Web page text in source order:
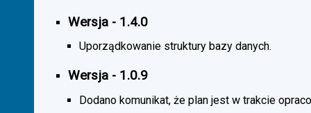
Wersja - 1.4.0
Uporządkowanie struktury bazy danych.
Wersja - 1.0.9
Dodano komunikat, że plan jest w trakcie